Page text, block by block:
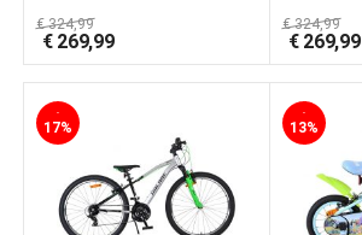
€324,99
€ 269,99
€324,99
€ 269,99
-
17%
-
13%